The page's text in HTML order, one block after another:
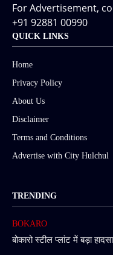
For Advertisement,
+91 92881 00990
QUICK LINKS
Home
Privacy Policy
About Us
Disclaimer
Terms and Conditions
Advertise with City Hulchul
TRENDING
BOKARO
बोकारो स्टील प्लांट में बड़ा